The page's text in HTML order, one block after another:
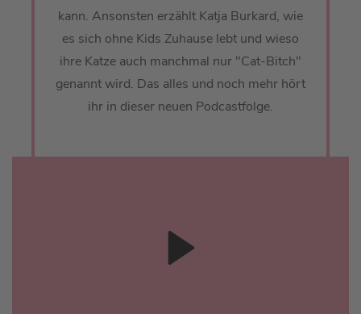
kann. Ansonsten erzählt Katja Burkard, wie
es sich ohne Kids Zuhause lebt und wieso
ihre Katze auch manchmal nur "Cat-Bitch"
genannt wird. Das alles und noch mehr hört
ihr in dieser neuen Podcastfolge.